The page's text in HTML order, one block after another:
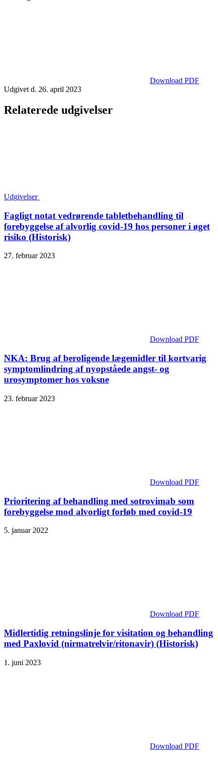
Download PDF
Udgivet d. 26. april 2023
Relaterede udgivelser
Udgivelser
Fagligt notat vedrørende tabletbehandling til
forebyggelse af alvorlig covid-19 hos personer i øget
risiko (Historisk)
27. februar 2023
Download PDF
NKA: Brug af beroligende lægemidler til kortvarig
symptomlindring af nyopståede angst- og
urosymptomer hos voksne
23. februar 2023
Download PDF
Prioritering af behandling med sotrovimab som
forebyggelse mod alvorligt forløb med covid-19
5. januar 2022
Download PDF
Midlertidig retningslinje for visitation og behandling
med Paxlovid (nirmatrelvir/ritonavir) (Historisk)
1. juni 2023
Download PDF